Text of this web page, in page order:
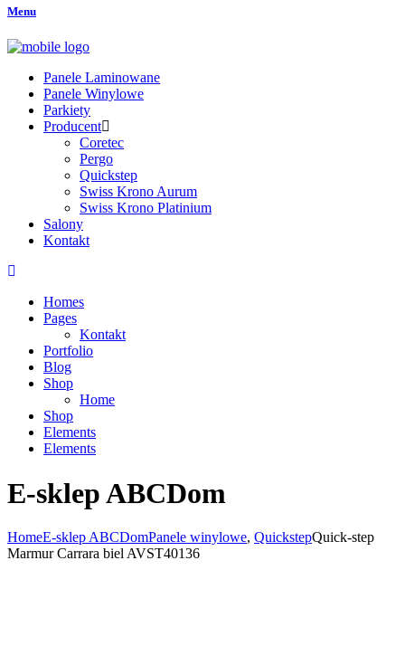
Menu
Panele Laminowane
Panele Winylowe
Parkiety
Producent
Coretec
Pergo
Quickstep
Swiss Krono Aurum
Swiss Krono Platinium
Salony
Kontakt
Homes
Pages
Kontakt
Portfolio
Blog
Shop
Home
Shop
Elements
Elements
E-sklep ABCDom
HomeE-sklep ABCDomPanele winylowe, QuickstepQuick-step
Marmur Carrara biel AVST40136